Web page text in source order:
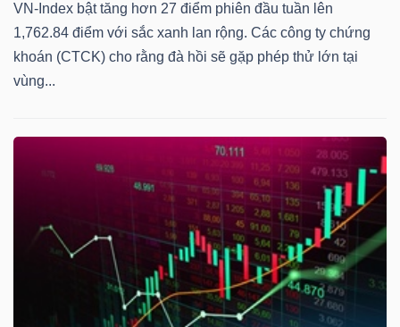
VN-Index bật tăng hơn 27 điểm phiên đầu tuần lên
1,762.84 điểm với sắc xanh lan rộng. Các công ty chứng
khoán (CTCK) cho rằng đà hồi sẽ gặp phép thử lớn tại
vùng...